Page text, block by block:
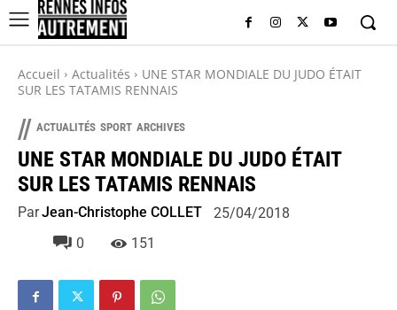
Accueil Actualités
UNE STAR MONDIALE DU JUDO ÉTAIT
SUR LES TATAMIS RENNAIS
// ACTUALITÉS SPORT ARCHIVES
UNE STAR MONDIALE DU JUDO ÉTAIT
SUR LES TATAMIS RENNAIS
ParJean-Christophe COLLET
25/04/2018
0
151